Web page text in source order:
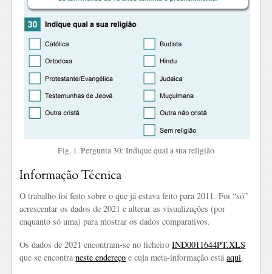
Fig. 1. Pergunta 30: Indique qual a sua religião
Informação Técnica
O trabalho foi feito sobre o que já estava feito para 2011. Foi “só”
acrescentar os dados de 2021 e alterar as visualizações (por
enquanto só uma) para mostrar os dados comparativos.
Os dados de 2021 encontram-se no ficheiroIND0011644PT.XLS
que se encontraneste endereço e cuja meta-informação estáaqui.